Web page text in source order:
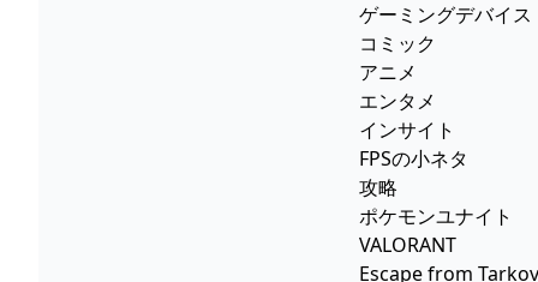
ゲーミングデバイス
コミック
アニメ
エンタメ
インサイト
FPSの小ネタ
攻略
ポケモンユナイト
VALORANT
Escape from Tarkov